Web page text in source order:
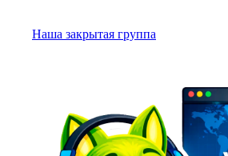
Наша закрытая группа